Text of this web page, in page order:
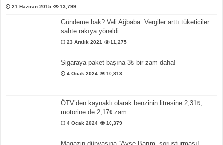
21 Haziran 2015 13,799
Gündeme bak? Veli Ağbaba: Vergiler arttı tüketiciler
sahte rakıya yöneldi
23 Aralık 2021 11,275
Sigaraya paket başına 3₺ bir zam daha!
4 Ocak 2024 10,813
ÖTV’den kaynaklı olarak benzinin litresine 2,31₺,
motorine de 2,17₺ zam
4 Ocak 2024 10,379
Magazin dünyasına “Ayşe Barım” soruşturması!